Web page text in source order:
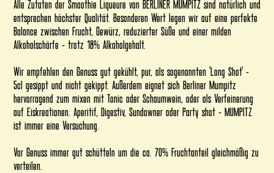
Alle Zutaten der Smoothie Liqueure von BERLINER MUMPITZ sind natürlich und
entsprechen höchster Qualität. Besonderen Wert legen wir auf eine perfekte
Balance zwischen Frucht, Gewürz, reduzierter Süße und einer milden
Alkoholschärfe - trotz 18% Alkoholgehalt.
Wir empfehlen den Genuss gut gekühlt, pur, als sogenannten 'Long Shot' -
5cl gesippt und nicht gekippt. Außerdem eignet sich Berliner Mumpitz
hervorragend zum mixen mit Tonic oder Schaumwein, oder als Verfeinerung
auf Eiskreationen. Aperitif, Digestiv, Sundowner oder Party shot - MUMPITZ
ist immer eine Versuchung.
Vor Genuss immer gut schütteln um die ca. 70% Fruchtanteil gleichmäßig zu
verteilen.